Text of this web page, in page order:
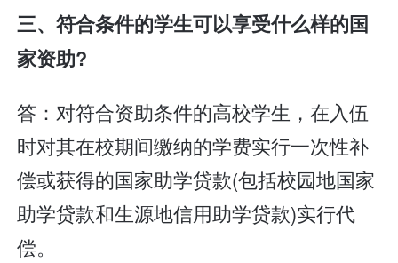
三、符合条件的学生可以享受什么样的国
家资助?
答：对符合资助条件的高校学生，在入伍
时对其在校期间缴纳的学费实行一次性补
偿或获得的国家助学贷款(包括校园地国家
助学贷款和生源地信用助学贷款)实行代
偿。